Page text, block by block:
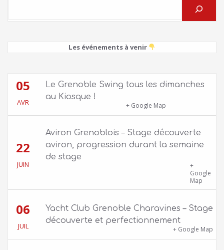
Les événements à venir
05
AVR
Le Grenoble Swing tous les dimanches
au Kiosque !
+ Google Map
22
JUIN
Aviron Grenoblois – Stage découverte
aviron, progression durant la semaine
de stage
+
Google
Map
06
JUIL
Yacht Club Grenoble Charavines – Stage
découverte et perfectionnement
+ Google Map